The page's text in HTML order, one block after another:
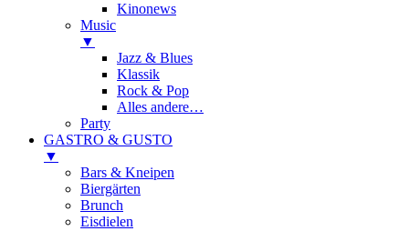
Kinonews
Music
▼
Jazz & Blues
Klassik
Rock & Pop
Alles andere…
Party
GASTRO & GUSTO
▼
Bars & Kneipen
Biergärten
Brunch
Eisdielen